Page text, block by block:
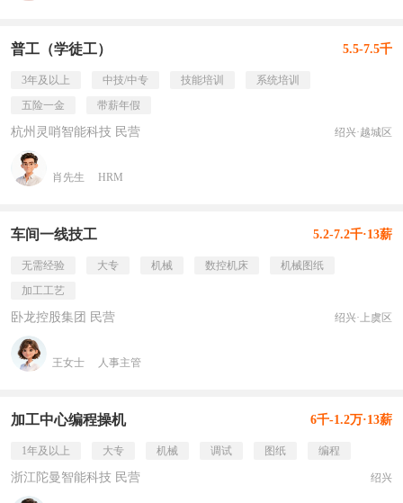
普工（学徒工） 5.5-7.5千
3年及以上 中技/中专 技能培训
系统培训
五险一金
带薪年假
杭州灵哨智能科技 民营 绍兴·越城区
肖先生 HRM
车间一线技工 5.2-7.2千·13薪
无需经验 大专 机械 数控机床
机械图纸
加工工艺
卧龙控股集团 民营 绍兴·上虞区
王女士 人事主管
加工中心编程操机 6千-1.2万·13薪
1年及以上 大专 机械 调试 图纸 编程
浙江陀曼智能科技 民营 绍兴